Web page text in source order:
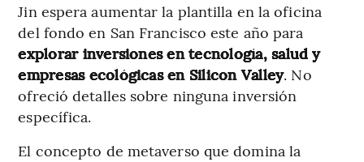
Jin espera aumentar la plantilla en la oficina
del fondo en San Francisco este año para
explorar inversiones en tecnología, salud y
empresas ecológicas en Silicon Valley. No
ofreció detalles sobre ninguna inversión
específica.
El concepto de metaverso que domina la